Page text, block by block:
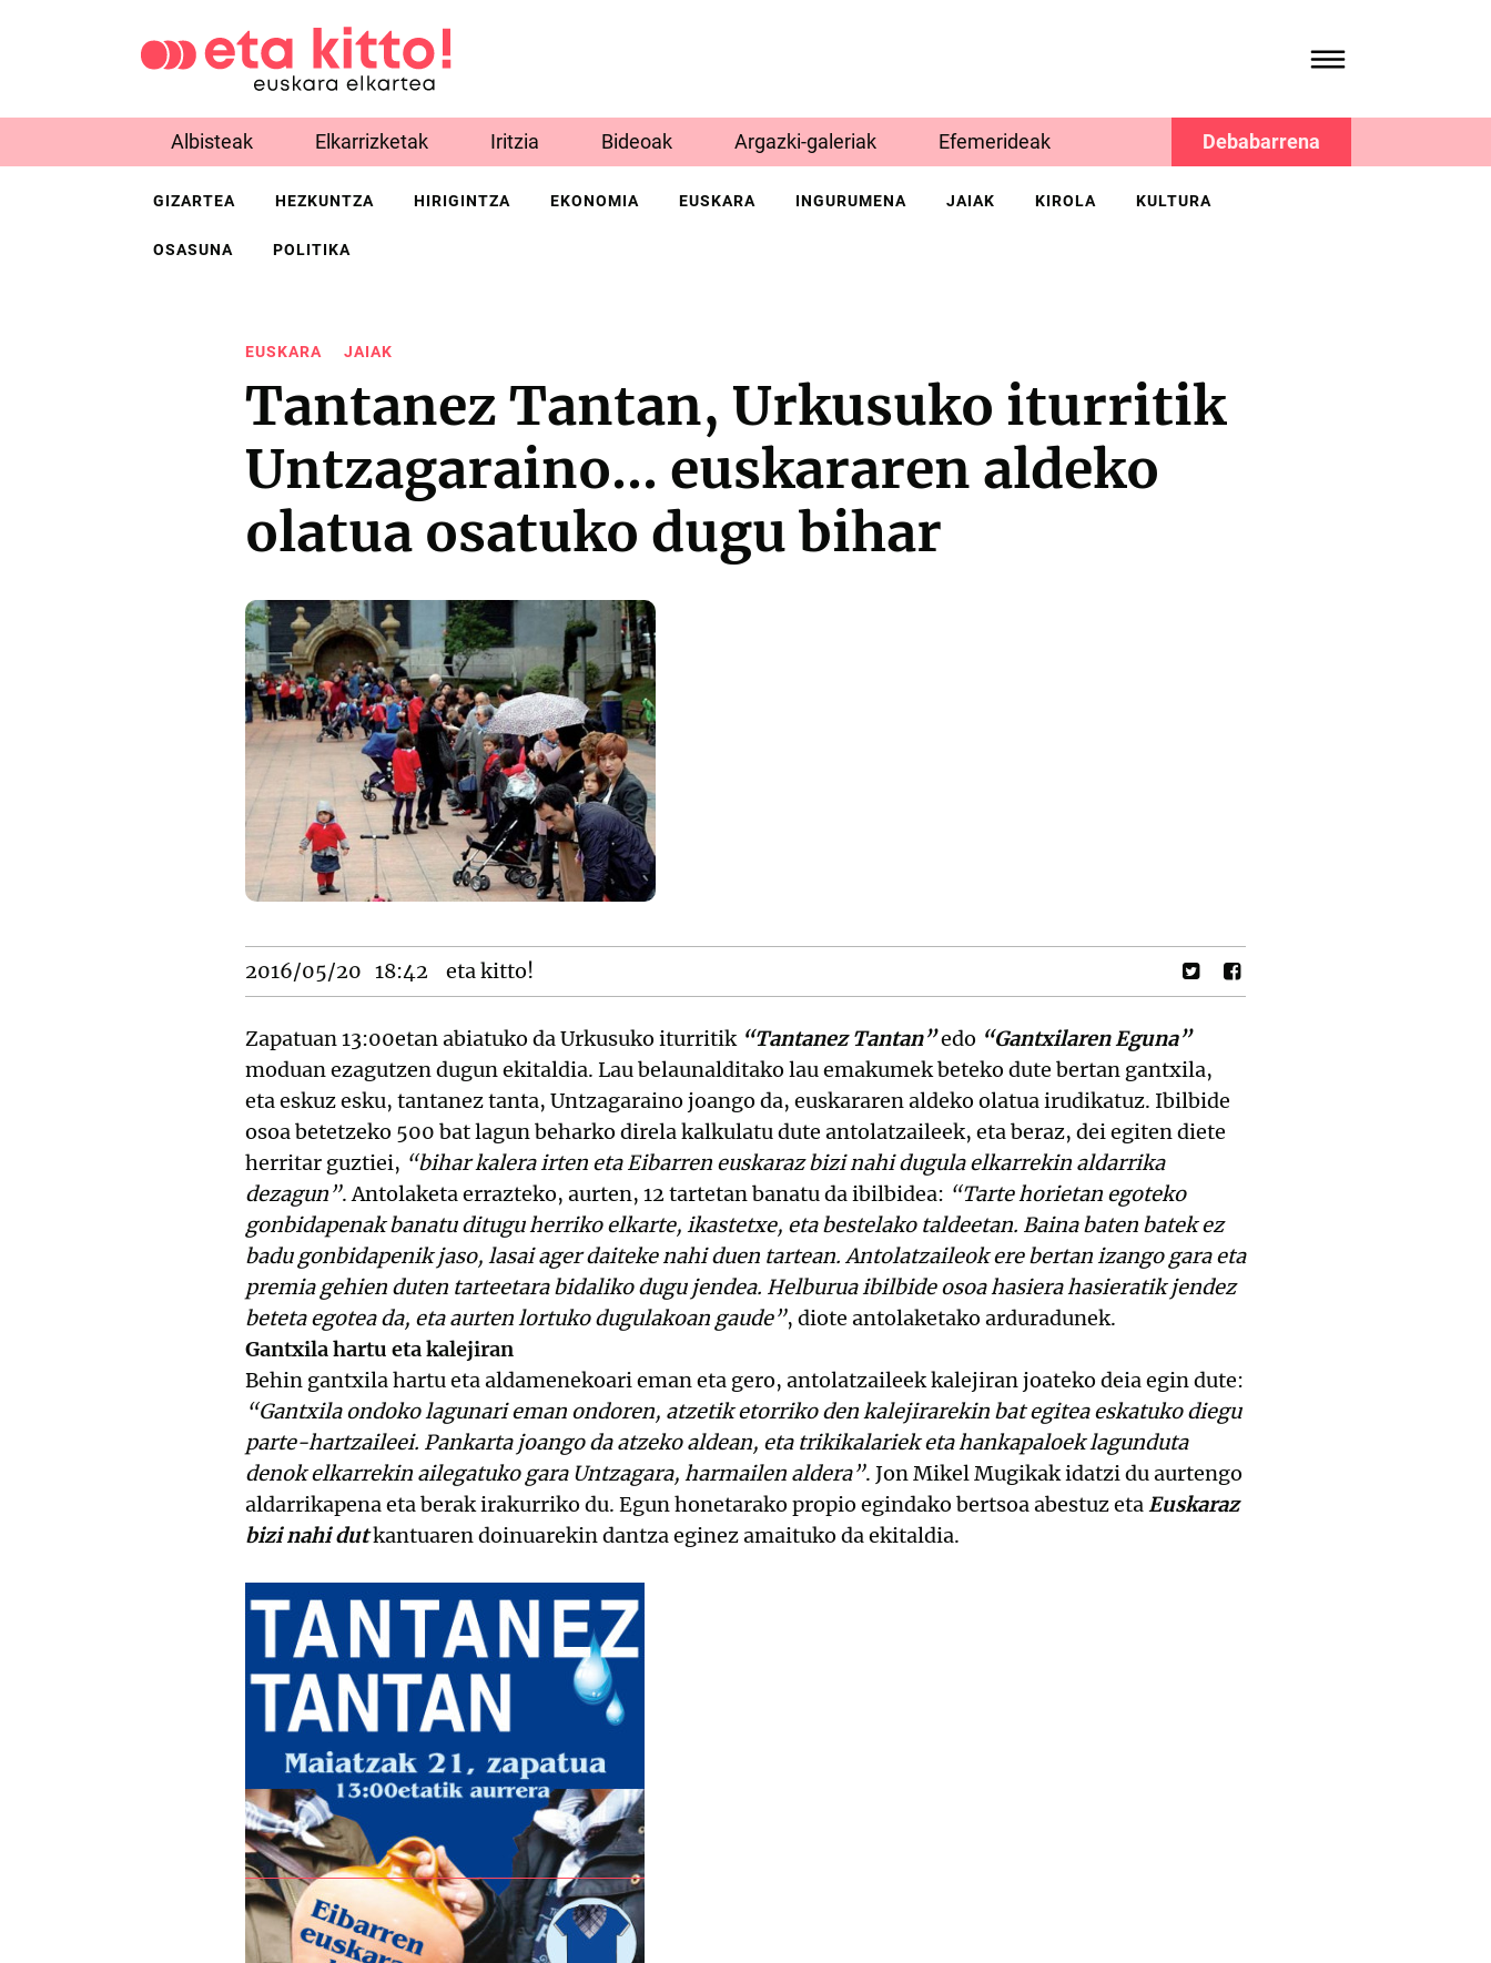
Albisteak Elkarrizketak Iritzia Bideoak Argazki-galeriak Efemerideak Debabarrena
GIZARTEA HEZKUNTZA HIRIGINTZA EKONOMIA EUSKARA INGURUMENA JAIAK KIROLA KULTURA
OSASUNA POLITIKA
EUSKARA JAIAK
Tantanez Tantan, Urkusuko iturritik
Untzagaraino… euskararen aldeko
olatua osatuko dugu bihar
2016/05/20 18:42 eta kitto!
Zapatuan 13:00etan abiatuko da Urkusuko iturritik “Tantanez Tantan”edo “Gantxilaren Eguna”
moduan ezagutzen dugun ekitaldia. Lau belaunalditako lau emakumek beteko dute bertan gantxila,
eta eskuz esku, tantanez tanta, Untzagaraino joango da, euskararen aldeko olatua irudikatuz. Ibilbide
osoa betetzeko 500 bat lagun beharko direla kalkulatu dute antolatzaileek, eta beraz, dei egiten diete
herritar guztiei, “bihar kalera irten eta Eibarren euskaraz bizi nahi dugula elkarrekin aldarrika
dezagun”. Antolaketa errazteko, aurten, 12 tartetan banatu da ibilbidea: “Tarte horietan egoteko
gonbidapenak banatu ditugu herriko elkarte, ikastetxe, eta bestelako taldeetan. Baina baten batek ez
badu gonbidapenik jaso, lasai ager daiteke nahi duen tartean. Antolatzaileok ere bertan izango gara eta
premia gehien duten tarteetara bidaliko dugu jendea. Helburua ibilbide osoa hasiera hasieratik jendez
beteta egotea da, eta aurten lortuko dugulakoan gaude”, diote antolaketako arduradunek.
Gantxila hartu eta kalejiran
Behin gantxila hartu eta aldamenekoari eman eta gero, antolatzaileek kalejiran joateko deia egin dute:
“Gantxila ondoko lagunari eman ondoren, atzetik etorriko den kalejirarekin bat egitea eskatuko diegu
parte-hartzaileei. Pankarta joango da atzeko aldean, eta trikikalariek eta hankapaloek lagunduta
denok elkarrekin ailegatuko gara Untzagara, harmailen aldera”. Jon Mikel Mugikak idatzi du aurtengo
aldarrikapena eta berak irakurriko du. Egun honetarako propio egindako bertsoa abestuz etaEuskaraz
bizi nahi dutkantuaren doinuarekin dantza eginez amaituko da ekitaldia.